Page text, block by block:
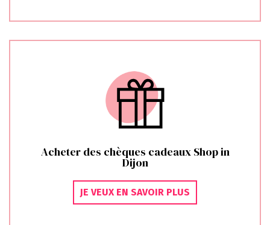
Acheter des chèques cadeaux Shop in
Dijon
JE VEUX EN SAVOIR PLUS